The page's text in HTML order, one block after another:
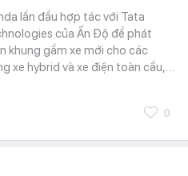
lần đầu hợp tác với Tata
của Ấn Độ để phát
khung gầm xe mới cho các
xe hybrid và xe điện toàn cầu,…
0